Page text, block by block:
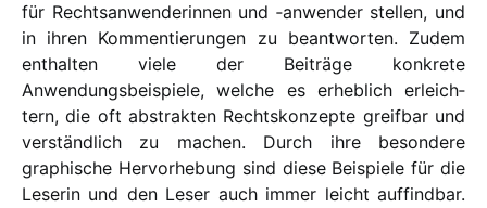
für Rechtsanwenderinnen und ‑anwen­der stel­len, und
in ihren Kommentierungen zu beant­wor­ten. Zudem
enthal­ten viele der Beiträge konkrete
Anwendungsbeispiele, welche es erhe­blich erleich­
tern, die oft abstrak­ten Rechtskonzepte greif­bar und
verständ­lich zu machen. Durch ihre beson­dere
graphische Hervorhebung sind diese Beispiele für die
Leserin und den Leser auch immer leicht auffind­bar.